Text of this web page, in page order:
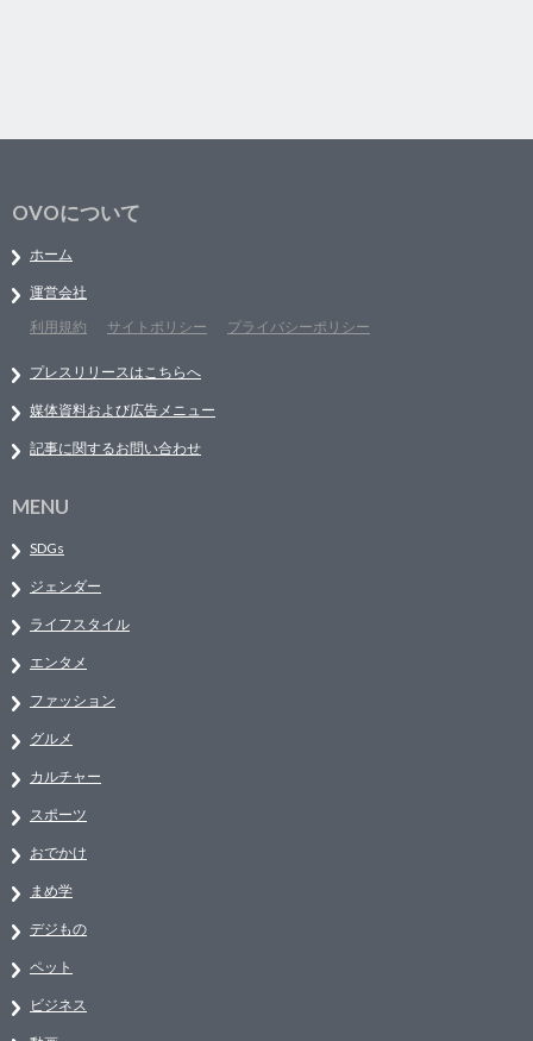
OVOについて
ホーム
運営会社
利用規約
サイトポリシー プライバシーポリシー
プレスリリースはこちらへ
媒体資料および広告メニュー
記事に関するお問い合わせ
MENU
SDGs
ジェンダー
ライフスタイル
エンタメ
ファッション
グルメ
カルチャー
スポーツ
おでかけ
まめ学
デジもの
ペット
ビジネス